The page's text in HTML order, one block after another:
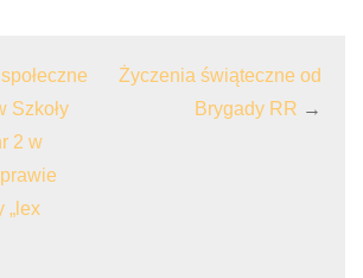
Szkoły
2 w
„lex
Życzenia świąteczne od
Brygady RR →